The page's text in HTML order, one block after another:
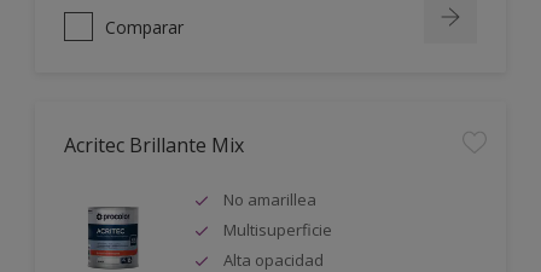
Comparar
Acritec Brillante Mix
No amarillea
Multisuperficie
Alta opacidad